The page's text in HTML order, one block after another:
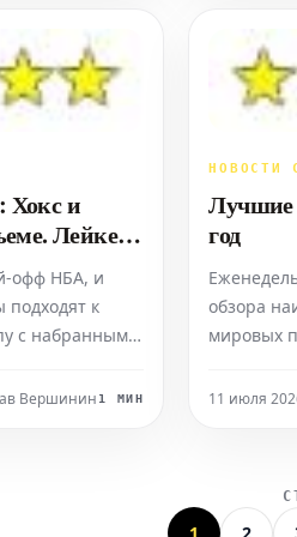
Тайсоном
Махмудовым.
кг).
Бенн
и
Лейкерс
офф НБА, и
подходят к
с набранным
форму и,
Вершинин 1 МИН
НОВОСТИ
Лучшие
год
обзора
мировых
с
11 июля
1 2